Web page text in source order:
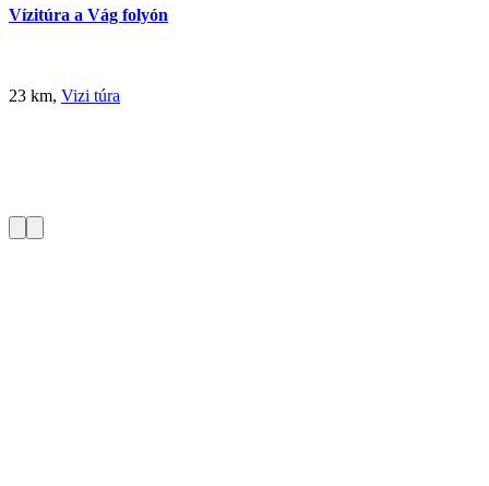
Vízitúra a Vág folyón
23 km, Vizi túra